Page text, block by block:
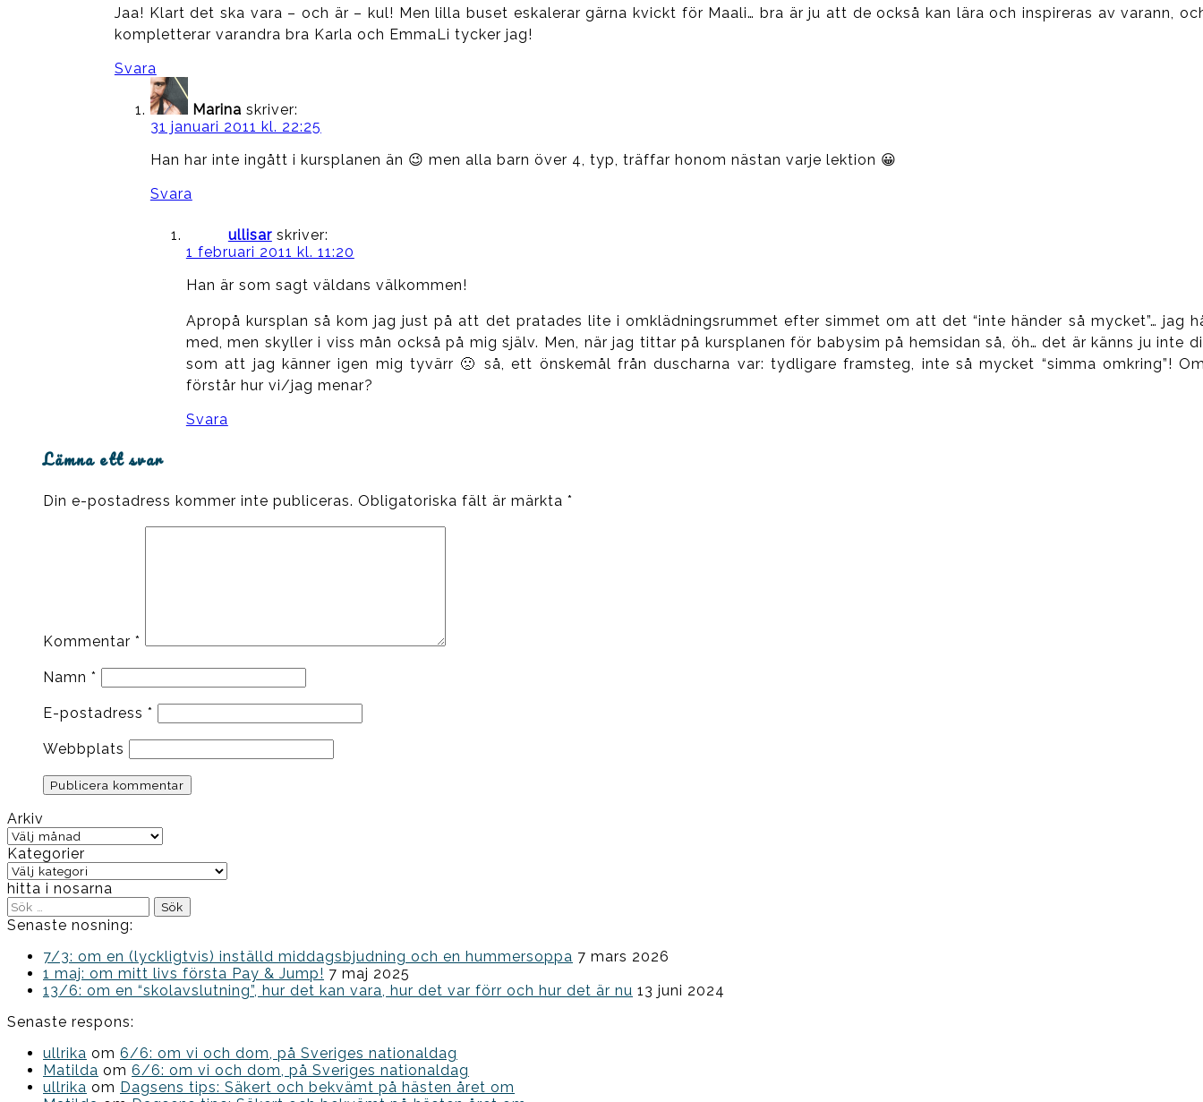
Jaa! Klart det ska vara – och är – kul! Men lilla buset eskalerar gärna kvickt för Maali… bra är ju att de också kan lära och inspireras av varann,
kompletterar varandra bra Karla och EmmaLi tycker jag!
Svara
Marina skriver:
31 januari 2011 kl. 22:25
Han har inte ingått i kursplanen än 😉 men alla barn över 4, typ, träffar honom nästan varje lektion 😀
Svara
ullisar skriver:
1 februari 2011 kl. 11:20
Han är som sagt väldans välkommen!
Apropå kursplan så kom jag just på att det pratades lite i omklädningsrummet efter simmet om att det “inte händer så mycket”… jag
med, men skyller i viss mån också på mig själv. Men, när jag tittar på kursplanen för babysim på hemsidan så, öh… det är känns ju inte
som att jag känner igen mig tyvärr 🙁 så, ett önskemål från duscharna var: tydligare framsteg, inte så mycket “simma omkring”!
förstår hur vi/jag menar?
Svara
Lämna ett svar
Din e-postadress kommer inte publiceras. Obligatoriska fält är märkta *
Kommentar *
Namn *
E-postadress *
Webbplats
Arkiv
Arkiv
Kategorier
Kategorier
hitta i nosarna
Sök
efter:
Senaste nosning:
7/3: om en (lyckligtvis) inställd middagsbjudning och en hummersoppa 7 mars 2026
1 maj: om mitt livs första Pay & Jump! 7 maj 2025
13/6: om en “skolavslutning”, hur det kan vara, hur det var förr och hur det är nu 13 juni 2024
Senaste respons:
ullrika om 6/6: om vi och dom, på Sveriges nationaldag
Matilda om 6/6: om vi och dom, på Sveriges nationaldag
ullrika om Dagsens tips: Säkert och bekvämt på hästen året om